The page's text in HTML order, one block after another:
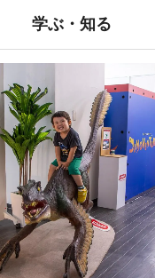
学ぶ・知る